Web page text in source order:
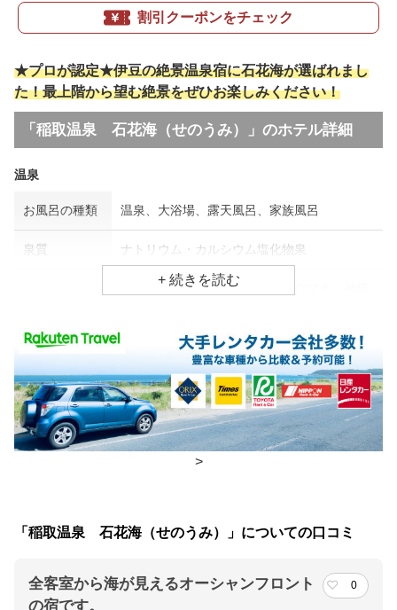
割引クーポンをチェック
★プロが認定★伊豆の絶景温泉宿に石花海が選ばれまし
た！最上階から望む絶景をぜひお楽しみください！
「稲取温泉 石花海（せのうみ）」のホテル詳細
温泉
お風呂の種類 温泉、大浴場、露天風呂、家族風呂
泉質 ナトリウム・カルシウム塩化物泉
アトピー・湿疹、疲労回復、リウマチ・神経
食事場所
朝食 食事処
夕食 食事処
>
「稲取温泉 石花海（せのうみ）」についての口コミ
全客室から海が見えるオーシャンフロント
の宿です。
0